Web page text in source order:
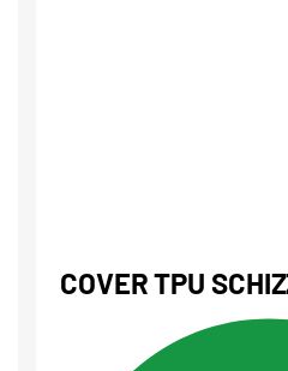
COVER TPU